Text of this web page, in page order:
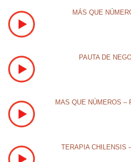
MÁS QUE
PAUTA DE
MAS QUE NÚMEROS –
TERAPIA CHILENSIS